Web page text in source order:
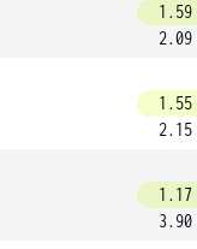
1.59
2.09
1.55
2.15
1.17
3.90